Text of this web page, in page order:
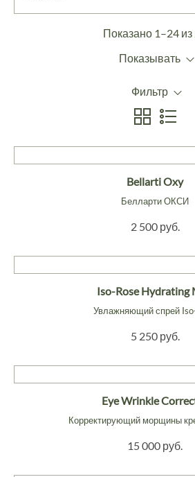
Показано 1–24 из
Показывать
Фильтр
Bellarti Oxy
Белларти ОКСИ
2 500 руб.
Iso-Rose Hydrating
Увлажняющий спрей
5 250 руб.
Eye Wrinkle
Корректирующий морщины
15 000 руб.